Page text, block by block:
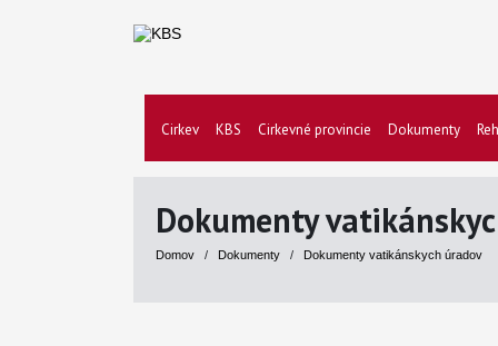
Cirkev KBS Cirkevné provincie Dokumenty
Dokumenty
Domov / Dokumenty / Dokumenty vatikánskych úradov